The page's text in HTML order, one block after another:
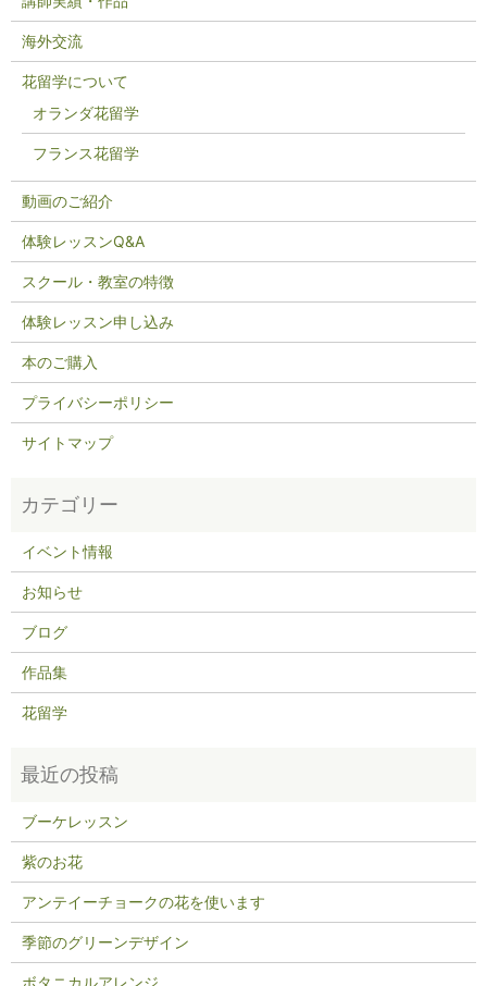
海外交流
花留学について
オランダ花留学
フランス花留学
動画のご紹介
体験レッスンQ&A
スクール・教室の特徴
体験レッスン申し込み
本のご購入
プライバシーポリシー
サイトマップ
イベント情報
お知らせ
ブログ
作品集
花留学
ブーケレッスン
紫のお花
アンテイーチョークの花を使います
季節のグリーンデザイン